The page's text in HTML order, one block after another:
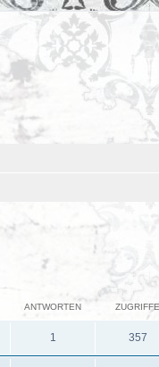
ANTWORTEN ZUGRIFFE
1 357